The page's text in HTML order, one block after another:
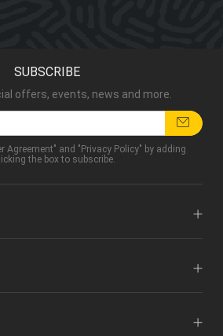
SUBSCRIBE
offers, events, news and more.
Agreement" and " Privacy Policy" by adding
the box to subscribe.